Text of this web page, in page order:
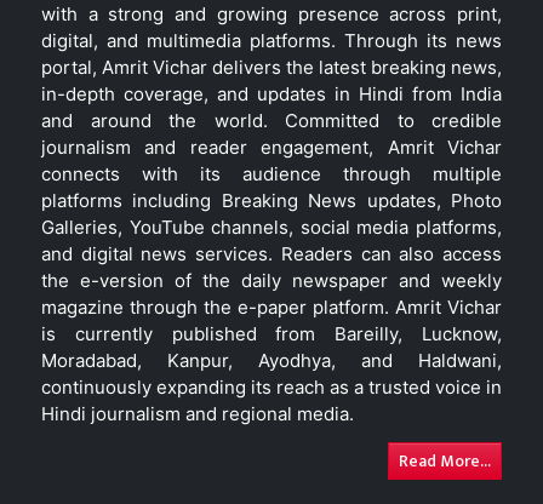
with a strong and growing presence across print,
digital, and multimedia platforms. Through its news
portal, Amrit Vichar delivers the latest breaking news,
in-depth coverage, and updates in Hindi from India
and around the world. Committed to credible
journalism and reader engagement, Amrit Vichar
connects with its audience through multiple
platforms including Breaking News updates, Photo
Galleries, YouTube channels, social media platforms,
and digital news services. Readers can also access
the e-version of the daily newspaper and weekly
magazine through the e-paper platform. Amrit Vichar
is currently published from Bareilly, Lucknow,
Moradabad, Kanpur, Ayodhya, and Haldwani,
continuously expanding its reach as a trusted voice in
Hindi journalism and regional media.
Read More...